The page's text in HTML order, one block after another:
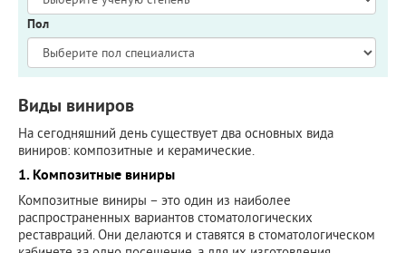
Пол
Виды виниров
На сегодняшний день существует два основных вида
виниров: композитные и керамические.
1. Композитные виниры
Композитные виниры – это один из наиболее
распространенных вариантов стоматологических
реставраций. Они делаются и ставятся в стоматологическом